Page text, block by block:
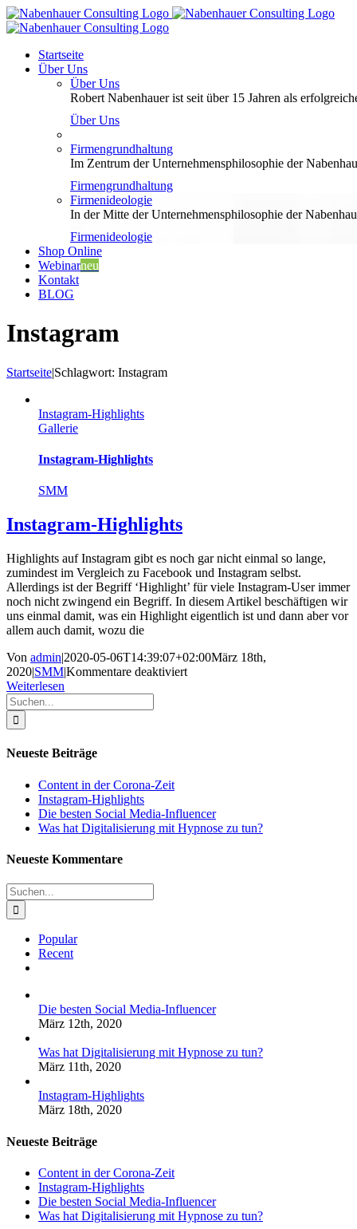
Zum
Inhalt
Startseite
Über Uns
Über Uns
Robert Nabenhauer ist seit über 15 Jahren als
Über Uns
Firmengrundhaltung
Im Zentrum der Unternehmensphilosophie der
Firmengrundhaltung
Firmenideologie
In der Mitte der Unternehmensphilosophie der
Firmenideologie
Shop Online
Webinarneu
Kontakt
BLOG
Instagram
Startseite|Schlagwort: Instagram
Instagram-Highlights
Gallerie
Instagram-Highlights
SMM
Instagram-Highlights
Highlights auf Instagram gibt es noch gar nicht einmal so lange,
zumindest im Vergleich zu Facebook und Instagram selbst.
Allerdings ist der Begriff ‘Highlight’ für viele Instagram-User immer
noch nicht zwingend ein Begriff. In diesem Artikel beschäftigen wir
uns einmal damit, was ein Highlight eigentlich ist und dann aber vor
allem auch damit, wozu die
Von admin|2020-05-06T14:39:07+02:00März 18th,
2020|SMM|Kommentare deaktiviertfür
Weiterlesen
Suche
nach:
Neueste Beiträge
Content in der Corona-Zeit
Instagram-Highlights
Die besten Social Media-Influencer
Was hat Digitalisierung mit Hypnose zu tun?
Neueste Kommentare
Suche
nach:
Popular
Recent
Die besten Social Media-Influencer
März 12th, 2020
Was hat Digitalisierung mit Hypnose zu tun?
März 11th, 2020
Instagram-Highlights
März 18th, 2020
Neueste Beiträge
Content in der Corona-Zeit
Instagram-Highlights
Die besten Social Media-Influencer
Was hat Digitalisierung mit Hypnose zu tun?